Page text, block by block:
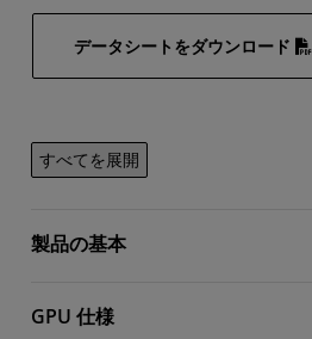
データシートをダウンロード
すべてを展開
製品の基本
GPU 仕様